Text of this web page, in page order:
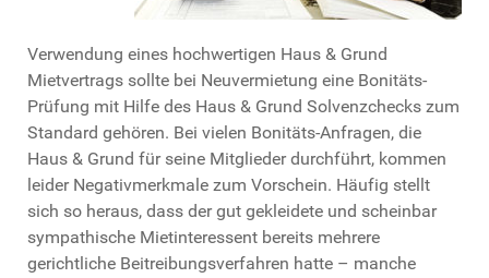
Verwendung eines hochwertigen Haus & Grund
Mietvertrags sollte bei Neuvermietung eine Bonitäts-
Prüfung mit Hilfe des Haus & Grund Solvenzchecks zum
Standard gehören. Bei vielen Bonitäts-Anfragen, die
Haus & Grund für seine Mitglieder durchführt, kommen
leider Negativmerkmale zum Vorschein. Häufig stellt
sich so heraus, dass der gut gekleidete und scheinbar
sympathische Mietinteressent bereits mehrere
gerichtliche Beitreibungsverfahren hatte – manche